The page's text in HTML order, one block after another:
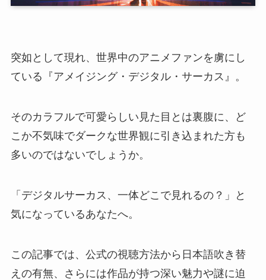
突如として現れ、世界中のアニメファンを虜にし
ている『アメイジング・デジタル・サーカス』。
そのカラフルで可愛らしい見た目とは裏腹に、ど
こか不気味でダークな世界観に引き込まれた方も
多いのではないでしょうか。
「デジタルサーカス、一体どこで見れるの？」と
気になっているあなたへ。
この記事では、公式の視聴方法から日本語吹き替
えの有無、さらには作品が持つ深い魅力や謎に迫